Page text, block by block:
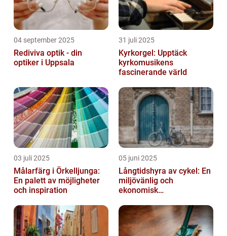
04 september 2025
Rediviva optik - din
optiker i Uppsala
31 juli 2025
Kyrkorgel: Upptäck
kyrkomusikens
fascinerande värld
03 juli 2025
Målarfärg i Örkelljunga:
En palett av möjligheter
och inspiration
05 juni 2025
Långtidshyra av cykel: En
miljövänlig och
ekonomisk